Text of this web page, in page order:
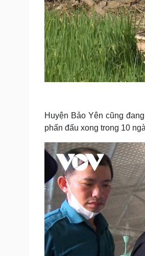
Huyện Bảo Yên cũng
phấn đấu xong trong 10